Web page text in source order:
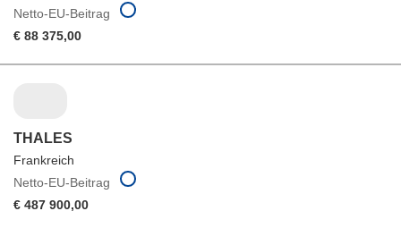
Netto-EU-Beitrag
€ 88 375,00
THALES
Frankreich
Netto-EU-Beitrag
€ 487 900,00